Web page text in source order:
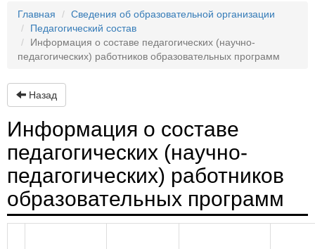
Главная
Сведения об образовательной организации
Педагогический состав
Информация о составе педагогических (научно-
педагогических) работников образовательных программ
Назад
Информация о составе
педагогических (научно-
педагогических) работников
образовательных программ